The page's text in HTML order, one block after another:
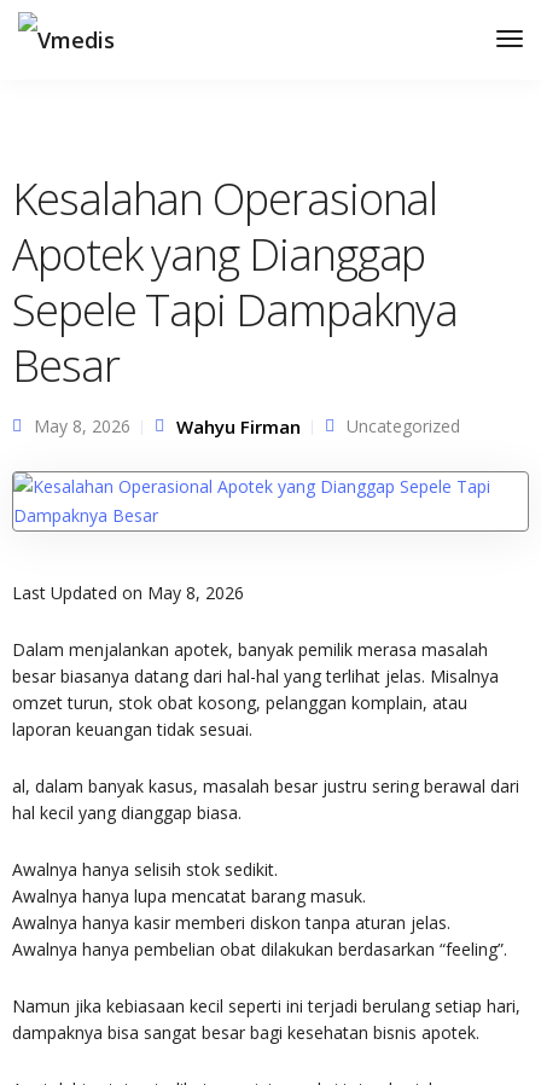
Kesalahan Operasional
Apotek yang Dianggap
Sepele Tapi Dampaknya
Besar
May 8, 2026 Wahyu Firman Uncategorized
Last Updated on May 8, 2026
Dalam menjalankan apotek, banyak pemilik merasa masalah
besar biasanya datang dari hal-hal yang terlihat jelas. Misalnya
omzet turun, stok obat kosong, pelanggan komplain, atau
laporan keuangan tidak sesuai.
al, dalam banyak kasus, masalah besar justru sering berawal dari
hal kecil yang dianggap biasa.
Awalnya hanya selisih stok sedikit.
Awalnya hanya lupa mencatat barang masuk.
Awalnya hanya kasir memberi diskon tanpa aturan jelas.
Awalnya hanya pembelian obat dilakukan berdasarkan “feeling”.
Namun jika kebiasaan kecil seperti ini terjadi berulang setiap hari,
dampaknya bisa sangat besar bagi kesehatan bisnis apotek.